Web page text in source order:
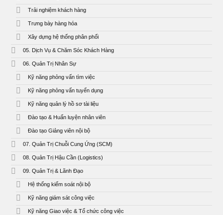
Trải nghiệm khách hàng
Trưng bày hàng hóa
Xây dựng hệ thống phân phối
05. Dịch Vụ & Chăm Sóc Khách Hàng
06. Quản Trị Nhân Sự
Kỹ năng phỏng vấn tìm việc
Kỹ năng phỏng vấn tuyển dụng
Kỹ năng quản lý hồ sơ tài liệu
Đào tạo & Huấn luyện nhân viên
Đào tạo Giảng viên nội bộ
07. Quản Trị Chuỗi Cung Ứng (SCM)
08. Quản Trị Hậu Cần (Logistics)
09. Quản Trị & Lãnh Đạo
Hệ thống kiểm soát nội bộ
Kỹ năng giám sát công việc
Kỹ năng Giao việc & Tổ chức công việc